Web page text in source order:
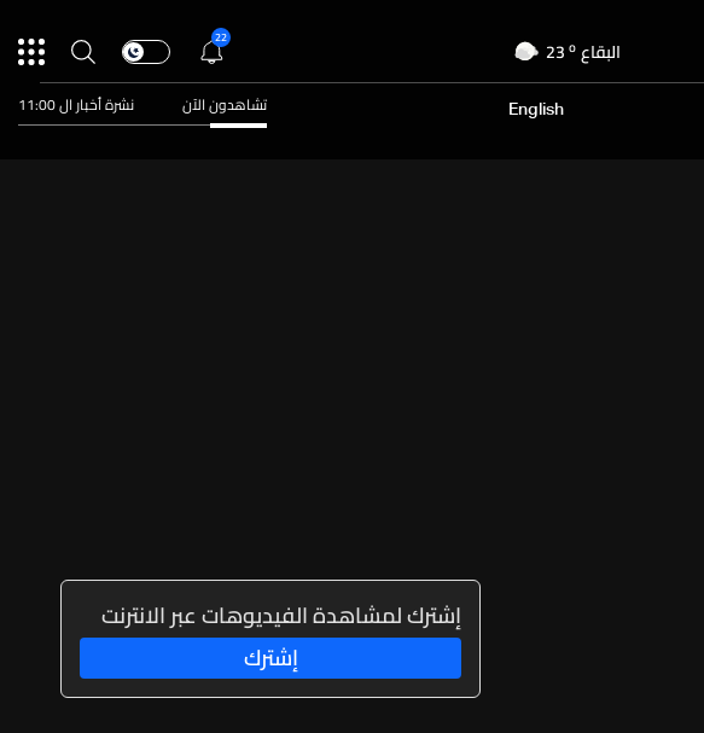
البقاع 23 o
الجنوب 28o
27
22
English تشاهدون الآن نشرة أخبار ال 11:00
إشترك لمشاهدة الفيديوهات عبر الانترنت
إشترك